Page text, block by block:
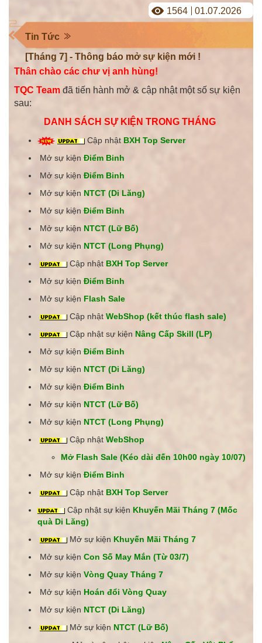
Tin Tức
[Tháng 7] - Thông báo mở sự kiện mới !
1564 01.07.2026
Thân chào các chư vị anh hùng!
TQC Team đã tiến hành mở & cập nhật một số sự kiện
sau:
DANH SÁCH SỰ KIỆN TRONG THÁNG
Cập nhật BXH Top Server
Mở sự kiệnĐiểm Binh
Mở sự kiệnĐiểm Binh
Mở sự kiện NTCT (Di Lăng)
Mở sự kiệnĐiểm Binh
Mở sự kiện NTCT (Lữ Bố)
Mở sự kiện NTCT (Long Phụng)
Cập nhật BXH Top Server
Mở sự kiệnĐiểm Binh
Mở sự kiện Flash Sale
Cập nhậtWebShop (kết thúc flash sale)
Cập nhật sự kiện Nâng Cấp Skill (LP)
Mở sự kiệnĐiểm Binh
Mở sự kiện NTCT (Di Lăng)
Mở sự kiệnĐiểm Binh
Mở sự kiện NTCT (Lữ Bố)
Mở sự kiện NTCT (Long Phụng)
Cập nhậtWebShop
Mở Flash Sale (Kéo dài đến 10h00 ngày 10/07)
Mở sự kiệnĐiểm Binh
Cập nhật BXH Top Server
Cập nhật sự kiện Khuyến Mãi Tháng 7 (Mốc
quà Di Lăng)
Mở sự kiện Khuyến Mãi Tháng 7
Mở sự kiệnCon Số May Mắn (Từ 03/7)
Mở sự kiệnVòng Quay Tháng 7
Mở sự kiện Hoán đổi Vòng Quay
Mở sự kiện NTCT (Di Lăng)
Mở sự kiện NTCT (Lữ Bố)